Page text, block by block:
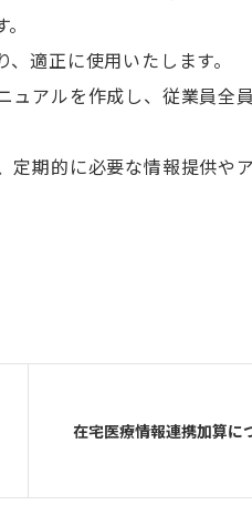
適正に使用いたします。
アルを作成し、従業員全
期的に必要な情報提供や
在宅医療情報連携加算に